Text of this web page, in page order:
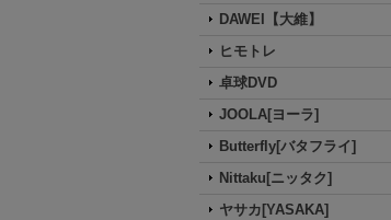
DAWEI【大維】
ヒモトレ
卓球DVD
JOOLA[ヨーラ]
Butterfly[バタフライ]
Nittaku[ニッタク]
ヤサカ[YASAKA]